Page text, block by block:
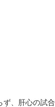
、肝心の試合